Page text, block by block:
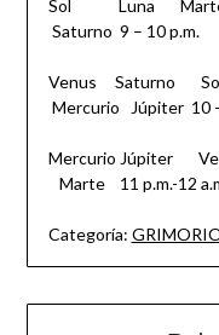
Sol Luna
Saturno 9 – 10 p.m.
Venus
Mercurio Júpiter 10
Mercurio
Marte 11 p.m.-12
Categoría: